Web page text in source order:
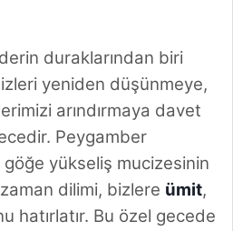
duraklarından biri
yeniden düşünmeye,
arındırmaya davet
Peygamber
yükseliş mucizesinin
dilimi, bizlere ümit,
hatırlatır. Bu özel gecede